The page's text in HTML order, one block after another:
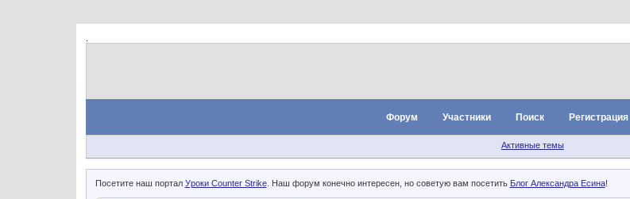
Форум Участники Поиск Регистрация
Активные темы
Посетите наш портал Уроки Counter Strike. Наш форум конечно интересен, но советую вам посетить Блог Александра Есина!